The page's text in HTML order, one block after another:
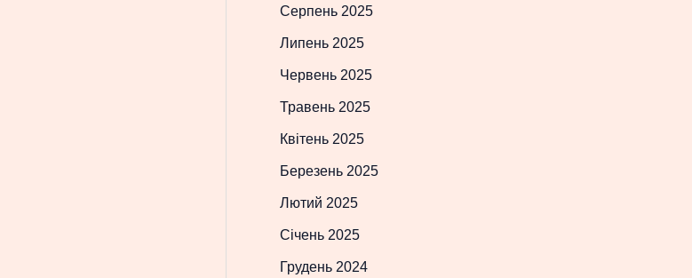
Серпень 2025
Липень 2025
Червень 2025
Травень 2025
Квітень 2025
Березень 2025
Лютий 2025
Січень 2025
Грудень 2024